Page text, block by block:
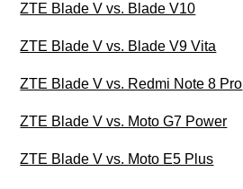
ZTE Blade V vs. Blade V10
ZTE Blade V vs. Blade V9 Vita
ZTE Blade V vs. Redmi Note 8 Pro
ZTE Blade V vs. Moto G7 Power
ZTE Blade V vs. Moto E5 Plus